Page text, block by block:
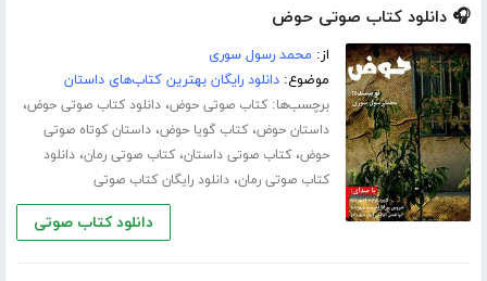
🎧 دانلود کتاب صوتی حوض
از: محمد رسول سوری
موضوع:دانلود رایگان بهترین کتاب‌های داستان
برچسب‌ها:کتاب صوتی حوض،دانلود کتاب صوتی حوض،
داستان حوض،کتاب گویا حوض،داستان کوتاه صوتی
حوض،کتاب صوتی داستان،کتاب صوتی رمان،دانلود
کتاب صوتی رمان،دانلود رایگان کتاب صوتی
دانلود کتاب صوتی